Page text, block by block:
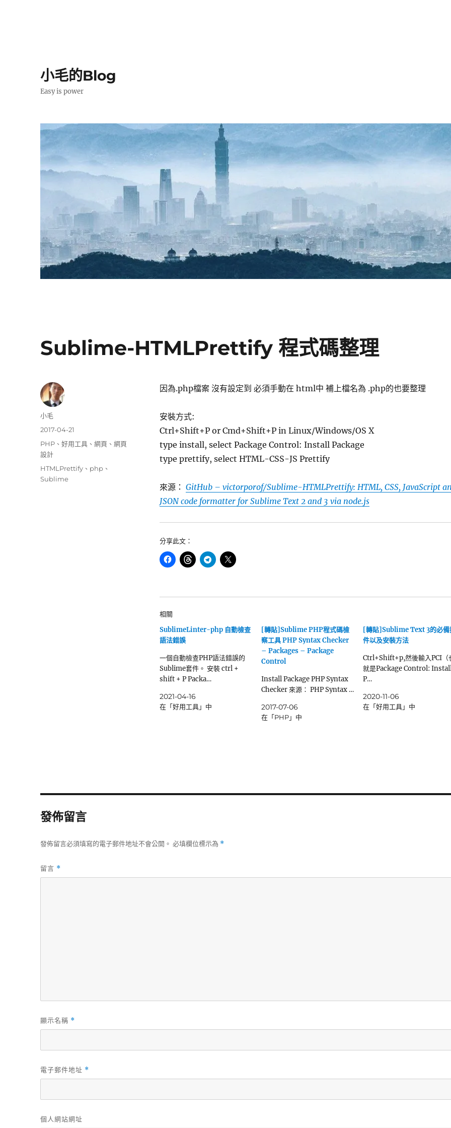
小毛的Blog
Easy is power
Sublime-HTMLPrettify 程式碼整理
因為.php檔案 沒有設定到 必須手動在 html中 補上檔名為 .php的也要整理
安裝方式:
Ctrl+Shift+P or Cmd+Shift+P in Linux/Windows/OS X
type install, select Package Control: Install Package
type prettify, select HTML-CSS-JS Prettify
來源： GitHub – victorporof/Sublime-HTMLPrettify: HTML, CSS, JavaScript
JSON code formatter for Sublime Text 2 and 3 via node.js
分享此文：
相關
SublimeLinter-php 自動檢查
語法錯誤
一個自動檢查PHP語法錯誤的
Sublime套件。 安裝 ctrl +
shift + P Packa…
2021-04-16
在「好用工具」中
[轉貼]Sublime PHP程式碼檢
察工具 PHP Syntax Checker
– Packages – Package
Control
Install Package PHP Syntax
Checker 來源： PHP Syntax …
2017-07-06
在「PHP」中
[轉貼]Sublime Text 3的必備
件以及安裝方法
Ctrl+Shift+p,然後輸入PCI（
就是Package Control:
P…
2020-11-06
在「好用工具」中
作
小毛
發
日
2017-04-21
分
類
PHP 、好用工具 、網頁 、網頁
設計
標
籤
HTMLPrettify 、 php 、
Sublime
發佈留言
發佈留言必須填寫的電子郵件地址不會公開。 必填欄位標示為 *
留言 *
顯示名稱 *
電子郵件地址 *
個人網站網址